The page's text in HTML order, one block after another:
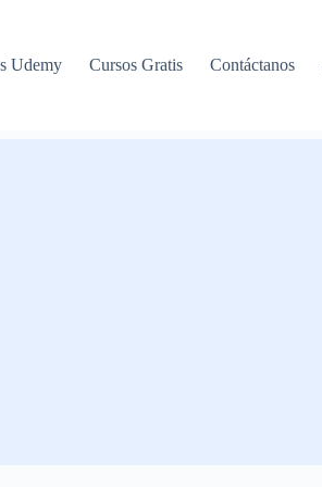
Udemy Cursos Gratis Contáctanos